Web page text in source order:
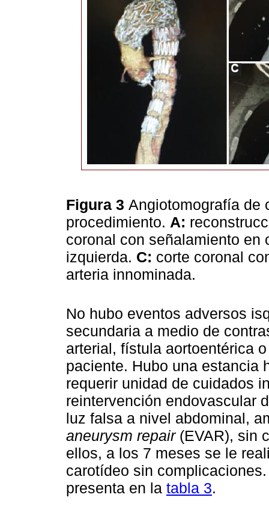
Figura 3 Angiotomografía de
procedimiento. A:
coronal con señalamiento en
izquierda. C: corte coronal
arteria innominada.
No hubo eventos adversos
secundaria a medio de
arterial, fístula aortoentérica
paciente. Hubo una estancia
requerir unidad de cuidados
reintervención endovascular
luz falsa a nivel abdominal,
aneurysm repair(EVAR), sin
ellos, a los 7 meses se le
carotídeo sin
presenta en la tabla 3.